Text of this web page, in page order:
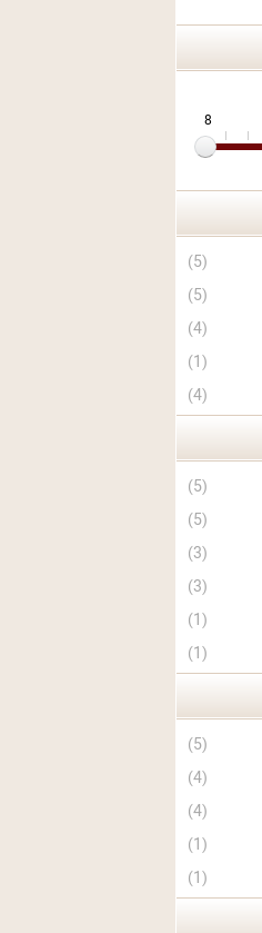
8
(
5
)
(
5
)
(
4
)
(
1
)
(
4
)
(
5
)
(
5
)
(
3
)
(
3
)
(
1
)
(
1
)
(
5
)
(
4
)
(
4
)
(
1
)
(
1
)